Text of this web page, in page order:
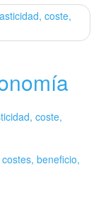
coste,
coste,
beneficio,